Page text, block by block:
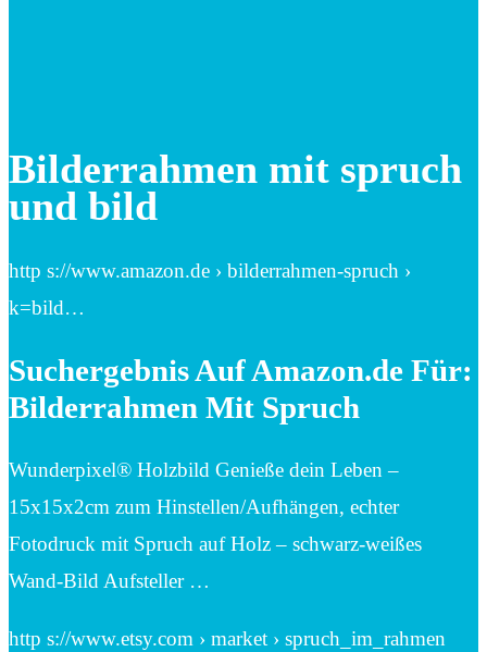
Bilderrahmen mit spruch
und bild
http s://www.amazon.de › bilderrahmen-spruch ›
k=bild…
Suchergebnis Auf Amazon.de Für:
Bilderrahmen Mit Spruch
Wunderpixel® Holzbild Genieße dein Leben –
15x15x2cm zum Hinstellen/Aufhängen, echter
Fotodruck mit Spruch auf Holz – schwarz-weißes
Wand-Bild Aufsteller …
http s://www.etsy.com › market › spruch_im_rahmen